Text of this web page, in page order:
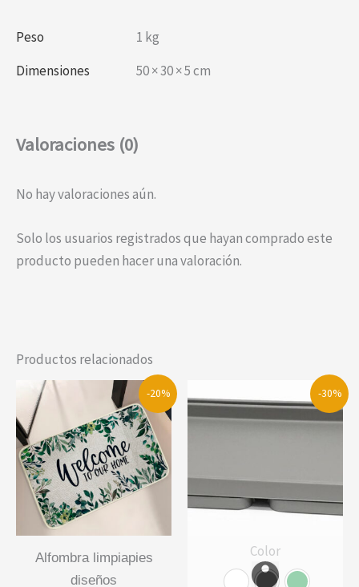
Peso
1 kg
Dimensiones
50 × 30 × 5 cm
Valoraciones (0)
No hay valoraciones aún.
Solo los usuarios registrados que hayan comprado este
producto pueden hacer una valoración.
Productos relacionados
-20%
alfombra limpiapies
diseños
-30%
Color